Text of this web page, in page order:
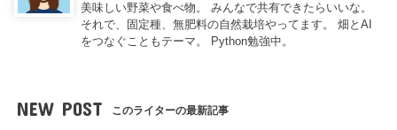
美味しい野菜や食べ物。 みんなで共有できたらいいな。
それで、固定種、無肥料の自然栽培やってます。 畑とAI
をつなぐこともテーマ。 Python勉強中。
NEW POST このライターの最新記事